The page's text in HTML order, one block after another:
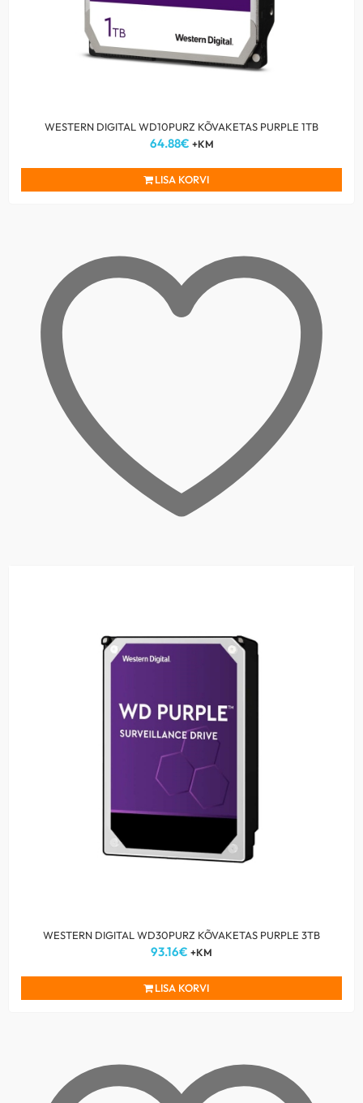
WESTERN DIGITAL WD10PURZ KÕVAKETAS PURPLE 1TB
64.88€ +KM
LISA KORVI
WESTERN DIGITAL WD30PURZ KÕVAKETAS PURPLE 3TB
93.16€ +KM
LISA KORVI